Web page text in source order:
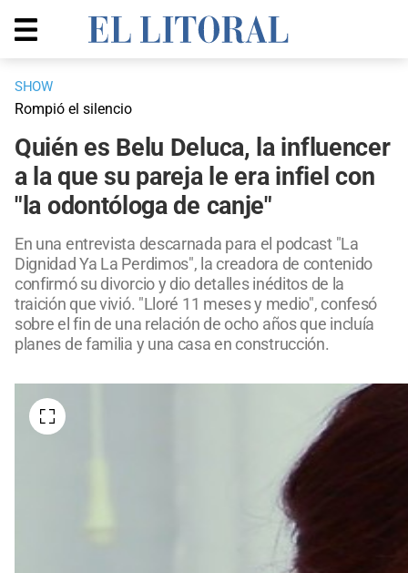
SHOW
Rompió el silencio
Quién es Belu Deluca, la influencer
a la que su pareja le era infiel con
"la odontóloga de canje"
En una entrevista descarnada para el podcast "La
Dignidad Ya La Perdimos", la creadora de contenido
confirmó su divorcio y dio detalles inéditos de la
traición que vivió. "Lloré 11 meses y medio", confesó
sobre el fin de una relación de ocho años que incluía
planes de familia y una casa en construcción.